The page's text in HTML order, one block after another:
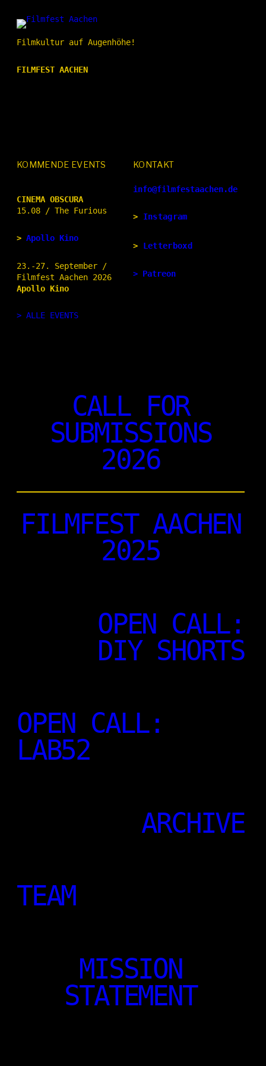
Filmkultur auf Augenhöhe!
FILMFEST AACHEN
KOMMENDE EVENTS
CINEMA OBSCURA
15.08 / The Furious
> Apollo Kino
23.-27. September /
Filmfest Aachen 2026
Apollo Kino
> ALLE EVENTS
KONTAKT
info@filmfestaachen.de
> Instagram
> Letterboxd
> Patreon
CALL FOR
SUBMISSIONS
2026
FILMFEST AACHEN
2025
OPEN CALL:
DIY SHORTS
OPEN CALL:
LAB52
ARCHIVE
TEAM
MISSION
STATEMENT